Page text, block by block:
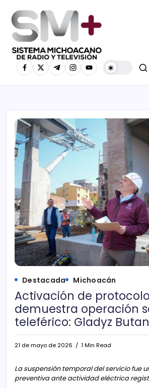
Destacada Michoacán
Activación de
demuestra operación
teleférico: Gladyz
21 de mayo de 2026 1 Min Read
La suspensión temporal del servicio fue
preventiva ante actividad eléctrica